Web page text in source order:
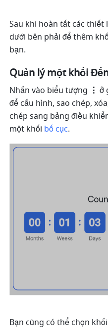
Sau khi hoàn tất các
dưới bên phải để thêm
bạn.
Quản lý một khối
Nhấn vào biểu tượng ⋮ ở
để cấu hình, sao chép,
chép sang bảng điều
một khối bố cục.
Bạn cũng có thể chọn